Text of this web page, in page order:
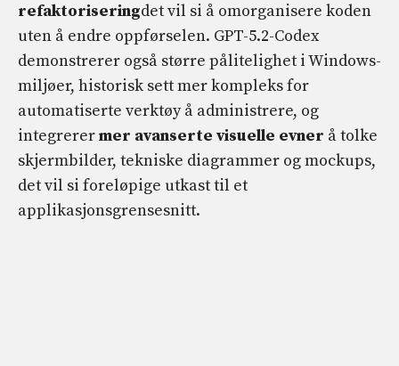
refaktoriseringdet vil si å omorganisere koden
uten å endre oppførselen. GPT-5.2-Codex
demonstrerer også større pålitelighet i Windows-
miljøer, historisk sett mer kompleks for
automatiserte verktøy å administrere, og
integrerermer avanserte visuelle evner å tolke
skjermbilder, tekniske diagrammer og mockups,
det vil si foreløpige utkast til et
applikasjonsgrensesnitt.